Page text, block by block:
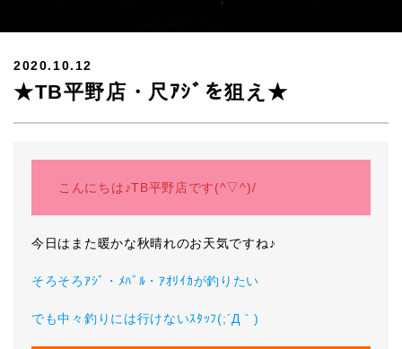
2020.10.12
★TB平野店・尺ｱｼﾞを狙え★
こんにちは♪TB平野店です(^▽^)/
今日はまた暖かな秋晴れのお天気ですね♪
そろそろｱｼﾞ・ﾒﾊﾞﾙ・ｱｵﾘｲｶが釣りたい
でも中々釣りには行けないｽﾀｯﾌ(;´Д｀)